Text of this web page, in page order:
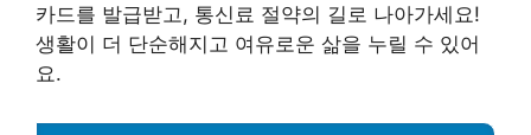
카드를 발급받고, 통신료 절약의 길로 나아가세요!
생활이 더 단순해지고 여유로운 삶을 누릴 수 있어
요.